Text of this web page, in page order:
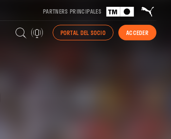
PARTNERS PRINCIPALES
PORTAL DEL SOCIO ACCEDER